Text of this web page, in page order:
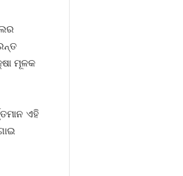
ମୂଳକ
ଏହି